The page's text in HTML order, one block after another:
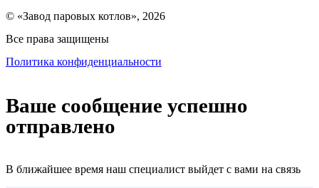
© «Завод паровых котлов», 2026
Все права защищены
Политика конфиденциальности
Ваше сообщение успешно
отправлено
В ближайшее время наш специалист выйдет с вами на связь